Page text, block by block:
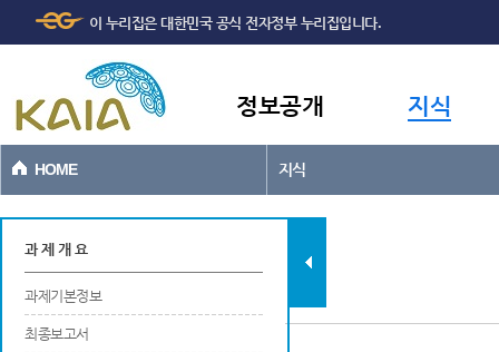
본문바로가기
이 누리집은 대한민국 공식 전자정부 누리집입니다.
정보공개 지식
HOME 지식
과제현황
과 제 개 요
과제기본정보
최종보고서